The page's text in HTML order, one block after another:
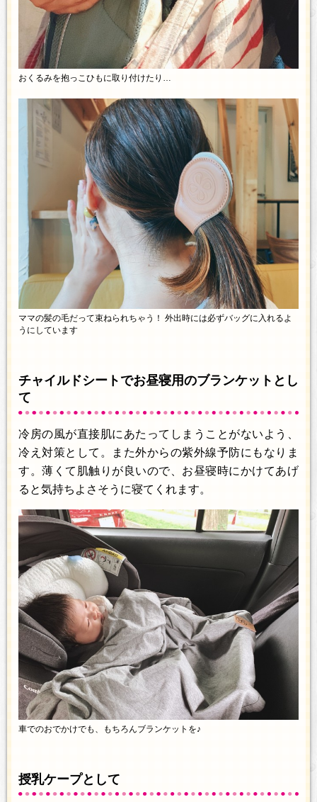
おくるみを抱っこひもに取り付けたり…
ママの髪の毛だって束ねられちゃう！ 外出時には必ずバッグに入れるよ
うにしています
チャイルドシートでお昼寝用のブランケットとし
て
冷房の風が直接肌にあたってしまうことがないよう、
冷え対策として。また外からの紫外線予防にもなりま
す。薄くて肌触りが良いので、お昼寝時にかけてあげ
ると気持ちよさそうに寝てくれます。
車でのおでかけでも、もちろんブランケットを♪
授乳ケープとして